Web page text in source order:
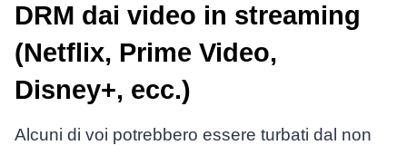
DRM dai video in streaming
(Netflix, Prime Video,
Disney+, ecc.)
Alcuni di voi potrebbero essere turbati dal non